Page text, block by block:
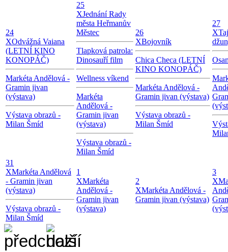
24
XOdvážná Vaiana
(LETNÍ KINO
KONOPÁČ)
Markéta Andělová -
Gramin jivan
(výstava)
Výstava obrazů -
Milan Šmíd
25
XJednání Rady
města Heřmanův
Městec
Tlapková patrola:
Dinosauří film
Wellness víkend
Markéta
Andělová -
Gramin jivan
(výstava)
Výstava obrazů -
Milan Šmíd
26
XBojovník
Chica Checa (LETNÍ
KINO KONOPÁČ)
Markéta Andělová -
Gramin jivan (výstava)
Výstava obrazů -
Milan Šmíd
27
X
31
XMarkéta Andělová
- Gramin jivan
(výstava)
Výstava obrazů -
Milan Šmíd
1
XMarkéta
Andělová -
Gramin jivan
(výstava)
2
XMarkéta Andělová -
Gramin jivan (výstava)
3
X